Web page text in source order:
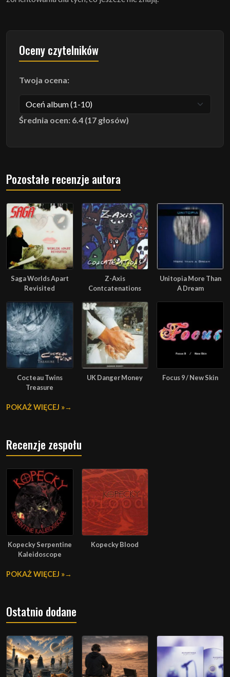
Oceny czytelników
Twoja ocena:
Średnia ocen: 6.4 (17 głosów)
Pozostałe recenzje autora
Saga Worlds Apart
Revisited
Z-Axis
Contcatenations
Unitopia More Than
A Dream
Cocteau Twins
Treasure
UK Danger Money Focus 9 / New Skin
POKAŻ WIĘCEJ »
Recenzje zespołu
Kopecky Serpentine
Kaleidoscope
Kopecky Blood
POKAŻ WIĘCEJ »
Ostatnio dodane